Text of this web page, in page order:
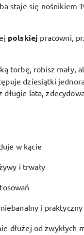
staje się nośnikiem
polskiej pracowni,
torbę, robisz mały,
dziesiątki
lata,
w kącie
i trwały
i praktyczny
dłużej od zwykłych